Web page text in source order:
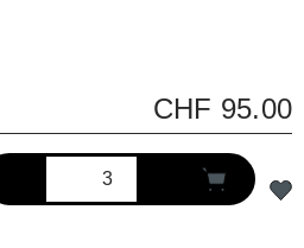
CHF 95.00